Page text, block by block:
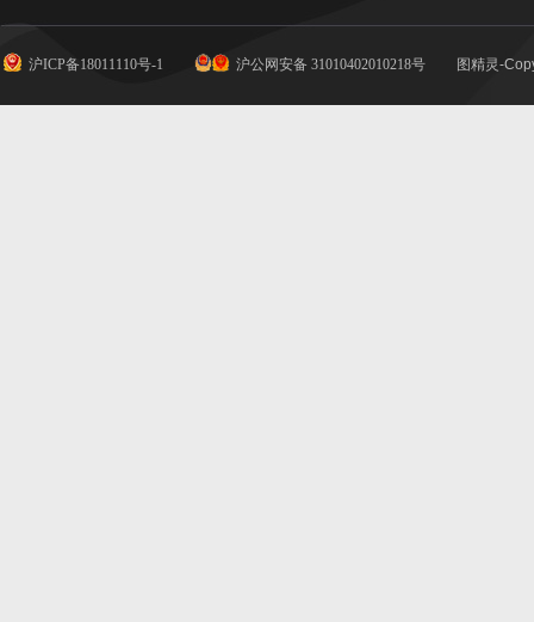
沪ICP备18011110号-1 沪公网安备 31010402010218号 图精灵-